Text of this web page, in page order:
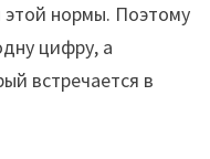
этой нормы. Поэтому
цифру, а
встречается в